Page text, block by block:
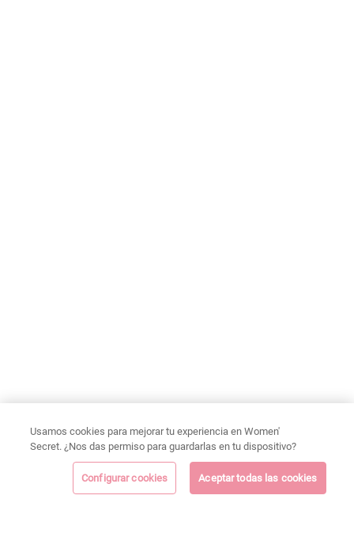
Usamos cookies para mejorar tu experiencia en Women'
Secret. ¿Nos das permiso para guardarlas en tu dispositivo?
Configurar cookies Aceptar todas las cookies